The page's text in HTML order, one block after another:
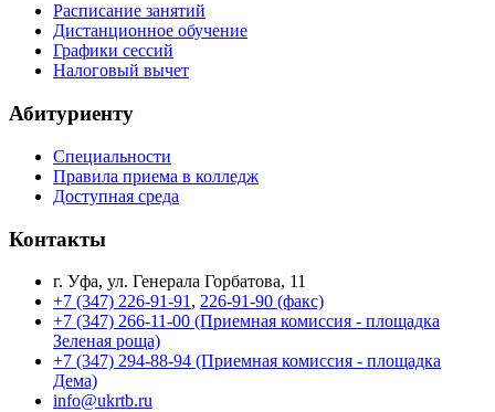
Расписание занятий
Дистанционное обучение
Графики сессий
Налоговый вычет
Абитуриенту
Специальности
Правила приема в колледж
Доступная среда
Контакты
г. Уфа, ул. Генерала Горбатова, 11
+7 (347) 226-91-91 , 226-91-90 (факс)
+7 (347) 266-11-00 (Приемная комиссия - площадка
Зеленая роща)
+7 (347) 294-88-94 (Приемная комиссия - площадка
Дема)
info@ukrtb.ru